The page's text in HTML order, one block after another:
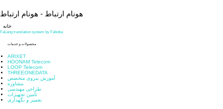
هونام ارتباط - هونام ارتباط
خانه
FaLang translation system by Faboba
محصولات و خدمات
ARIXET
HOONAM Telecom
LOOP Telecom
THREEONEDATA
آموزش نیروی متخصص
مشاوره
طراحی مهندسی
تامین تجهیزات
تعمیر و نگهداری